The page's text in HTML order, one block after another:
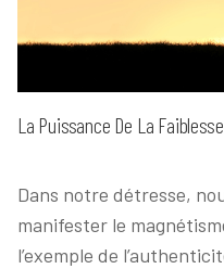
La Puissance De La Faiblesse
Dans notre détresse,
manifester le
l’exemple de